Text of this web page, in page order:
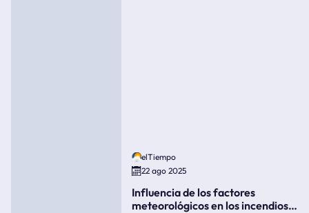
elTiempo
22 ago 2025
Influencia de los factores
meteorológicos en los incendios